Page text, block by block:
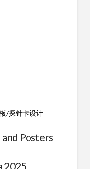
/探针卡设计
Posters
2025